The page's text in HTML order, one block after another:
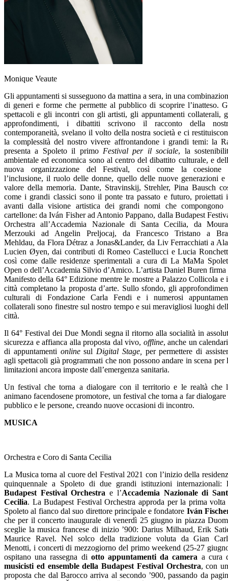
Monique Veaute
Gli appuntamenti si susseguono da mattina a sera, in una
di generi e forme che permette al pubblico di scoprire l’inatteso.
spettacoli e gli incontri con gli artisti, gli appuntamenti collaterali,
approfondimenti, i dibattiti scrivono il racconto della
contemporaneità, svelano il volto della nostra società e ci
la complessità del nostro vivere affrontandone i grandi temi: la
presenta a Spoleto il primoFestival per il sociale, la
ambientale ed economica sono al centro del dibattito culturale, e
nuova organizzazione del Festival, così come la coesione
l’inclusione, il ruolo delle donne, quello delle nuove generazioni e
valore della memoria. Dante, Stravinskij, Strehler, Pina Bausch
come i grandi classici sono il ponte tra passato e futuro, proiettati
avanti dalla visione artistica dei grandi nomi che compongono
cartellone: da Iván Fisher ad Antonio Pappano, dalla Budapest
Orchestra all’Accademia Nazionale di Santa Cecilia, da
Merzouki ad Angelin Preljocaj, da Francesco Tristano a
Mehldau, da Flora Détraz a Jonas&Lander, da Liv Ferracchiati a
Lucien Øyen, dai contributi di Romeo Castellucci e Lucia
così come dalle residenze sperimentali a cura di La MaMa
Open o dell’Accademia Silvio d’Amico. L’artista Daniel Buren
Manifesto della 64° Edizione mentre le mostre a Palazzo Collicola e
città completano la proposta d’arte. Sullo sfondo, gli
culturali di Fondazione Carla Fendi e i numerosi
collaterali sono finestre sul nostro tempo e sui meravigliosi luoghi
città.
Il 64° Festival dei Due Mondi segna il ritorno alla socialità in
sicurezza e affianca alla proposta dal vivo, offline, anche un
di appuntamenti onlinesul Digital Stage,
per permettere di
agli spettacoli già programmati che non possono andare in scena per
limitazioni ancora imposte dall’emergenza sanitaria.
Un festival che torna a dialogare con il territorio e le realtà che
animano facendosene promotore, un festival che torna a far
pubblico e le persone, creando nuove occasioni di incontro.
MUSICA
Orchestra e Coro di Santa Cecilia
La Musica torna al cuore del Festival 2021 con l’inizio della
quinquennale a Spoleto di due grandi istituzioni internazionali:
Budapest Festival Orchestra e l’Accademia Nazionale di
Cecilia. La Budapest Festival Orchestra approda per la prima volta
Spoleto al fianco dal suo direttore principale e fondatore Iván
che per il concerto inaugurale di venerdì 25 giugno in piazza
sceglie la musica francese di inizio ’900: Darius Milhaud, Erik
Maurice Ravel. Nel solco della tradizione voluta da Gian
Menotti, i concerti di mezzogiorno del primo weekend (25-27
ospitano una rassegna di otto appuntamenti da camera a cura
musicisti ed ensemble della Budapest Festival Orchestra, con
proposta che dal Barocco arriva al secondo ’900, passando da